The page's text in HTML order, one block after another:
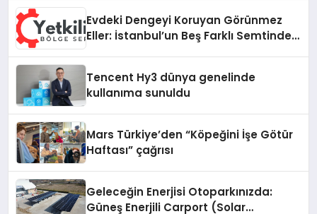
Evdeki Dengeyi Koruyan Görünmez
Eller: İstanbul’un Beş Farklı Semtinde
Tencent Hy3 dünya genelinde
kullanıma sunuldu
Mars Türkiye’den “Köpeğini İşe Götür
Haftası” çağrısı
Geleceğin Enerjisi Otoparkınızda:
Güneş Enerjili Carport (Solar